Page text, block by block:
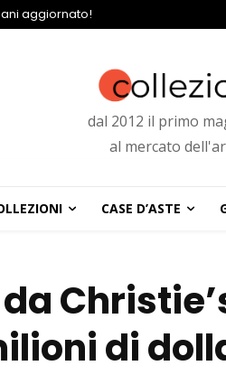
aggiornato!
dal 2012 il primo
al mercato
CASE D’ASTE
di